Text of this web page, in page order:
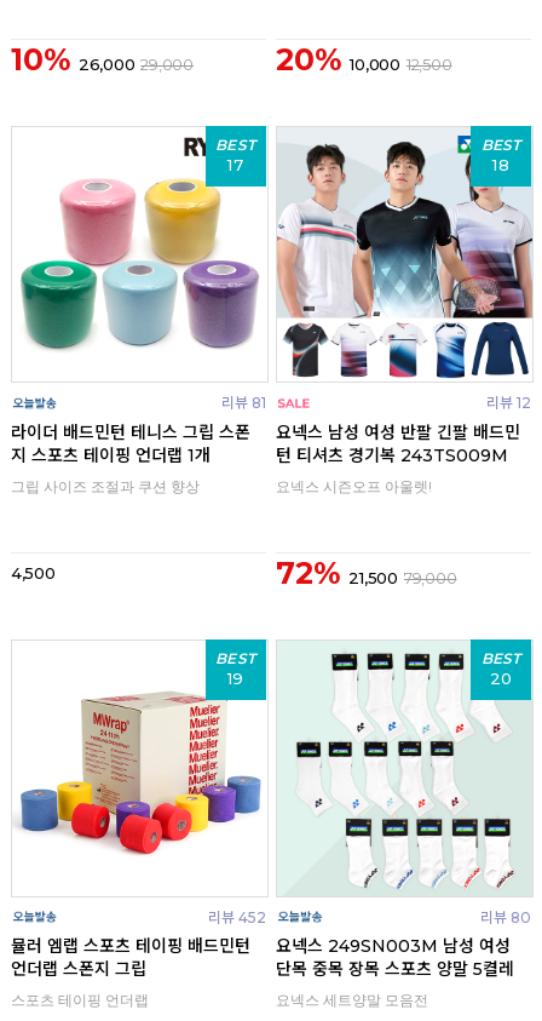
10% 26,000 29,000 20% 10,000 12,500
BEST
17
리뷰 81
라이더 배드민턴 테니스 그립 스폰
지 스포츠 테이핑 언더랩 1개
그립 사이즈 조절과 쿠션 향상
4,500
BEST
18
리뷰 12
요넥스 남성 여성 반팔 긴팔 배드민
턴 티셔츠 경기복 243TS009M
요넥스 시즌오프 아울렛!
72% 21,500 79,000
BEST
19
리뷰 452
뮬러 엠랩 스포츠 테이핑 배드민턴
언더랩 스폰지 그립
스포츠 테이핑 언더랩
BEST
20
리뷰 80
요넥스 249SN003M 남성 여성
단목 중목 장목 스포츠 양말 5켤레
요넥스 세트양말 모음전